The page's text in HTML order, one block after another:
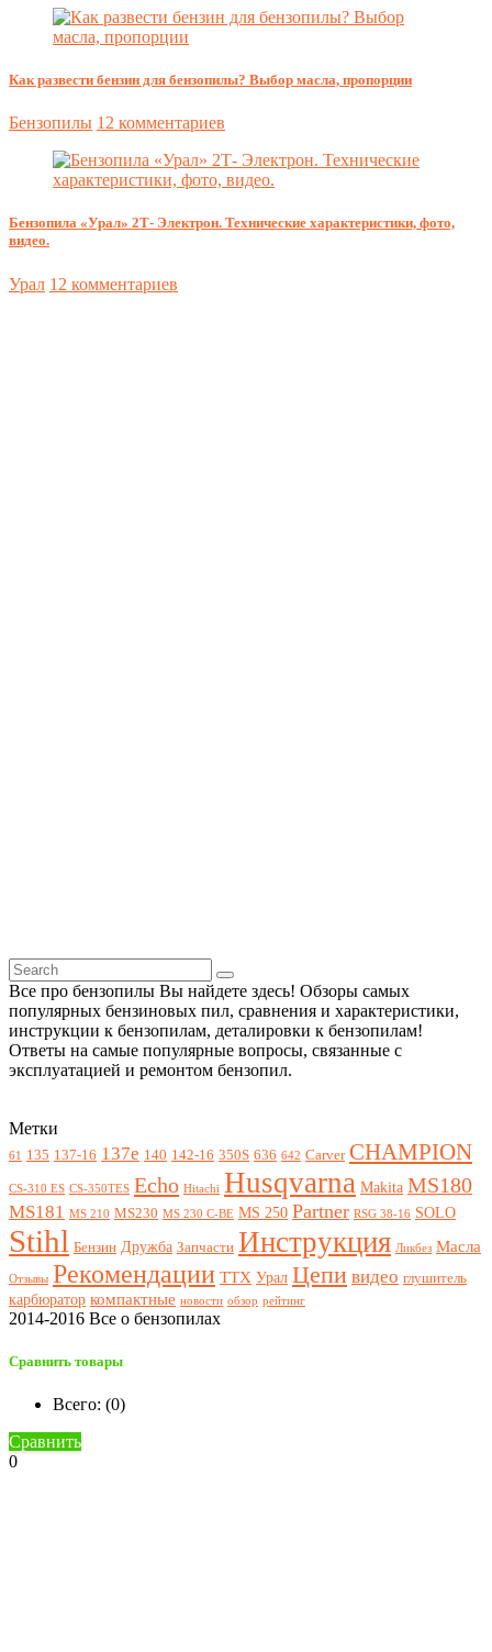
Как развести бензин для бензопилы? Выбор масла, пропорции
Бензопилы 12 комментариев
Бензопила «Урал» 2Т- Электрон. Технические характеристики, фото,
видео.
Урал 12 комментариев
Все про бензопилы Вы найдете здесь! Обзоры самых
популярных бензиновых пил, сравнения и характеристики,
инструкции к бензопилам, деталировки к бензопилам!
Ответы на самые популярные вопросы, связанные с
эксплуатацией и ремонтом бензопил.
Метки
61 135 137-16 137e 140 142-16 350S 636 642 Carver CHAMPION
CS-310 ES CS-350TES Echo Hitachi Husqvarna Makita MS180
MS181 MS 210 MS230 MS 230 C-BE MS 250 Partner RSG 38-16 SOLO
Stihl Бензин Дружба Запчасти Инструкция Ликбез Масла
Отзывы Рекомендации ТТХ Урал Цепи видео глушитель
карбюратор компактные новости обзор рейтинг
2014-2016 Все о бензопилах
Сравнить товары
Всего: (0)
Сравнить
0